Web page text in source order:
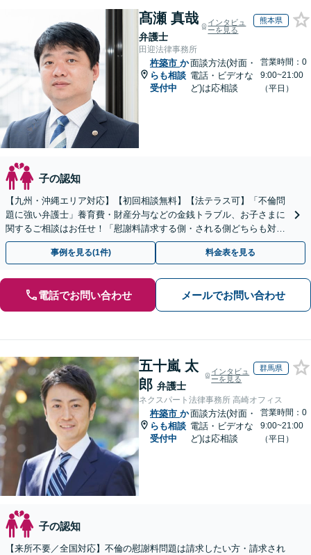
髙瀬 真哉
弁護士
インタビュ
ーを見る
熊本県
田迎法律事務所
杵築市 か
らも相談
受付中
面談方法(対面・
電話・ビデオな
ど)は応相談
営業時間：0
9:00~21:00
（平日）
子の認知
【九州・沖縄エリア対応】【初回相談無料】【法テラス可】「不倫問
題に強い弁護士」養育費・財産分与などの金銭トラブル、お子さまに
関するご相談はお任せ！「慰謝料請求する側・される側どちらも対応
可」【子連れ相談可】【休日・夜間相談可】【駐車場あり】
事例を見る(1件) 料金表を見る
電話でお問い合わせ メールでお問い合わせ
五十嵐 太
郎 弁護士
インタビュ
ーを見る
群馬県
ネクスパート法律事務所 高崎オフィス
杵築市 か
らも相談
受付中
面談方法(対面・
電話・ビデオな
ど)は応相談
営業時間：0
9:00~21:00
（平日）
子の認知
【来所不要／全国対応】不倫の慰謝料問題は請求したい方・請求され